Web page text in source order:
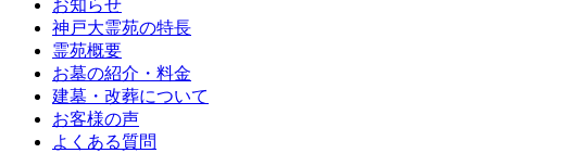
お知らせ
神戸大霊苑の特長
霊苑概要
お墓の紹介・料金
建墓・改葬について
お客様の声
よくある質問